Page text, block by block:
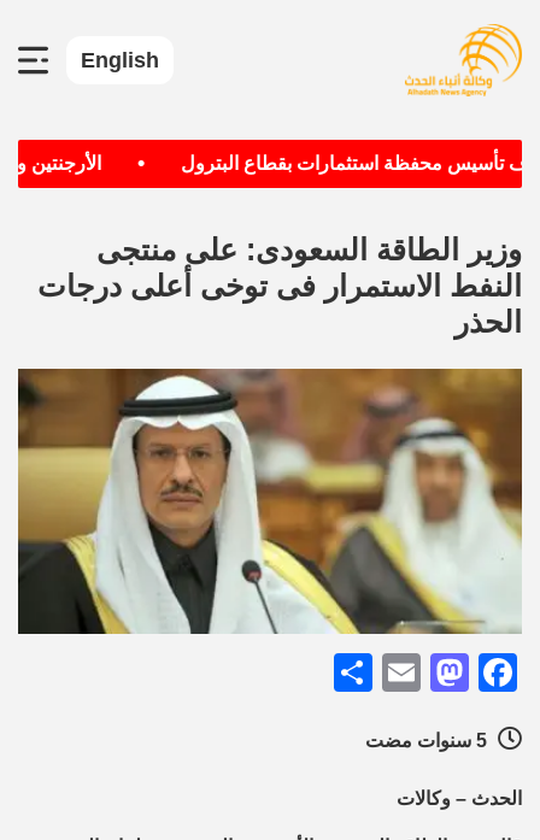
English
تأسيس محفظة استثمارات بقطاع البترول الأرجنتين
وزير الطاقة السعودى: على منتجى
النفط الاستمرار فى توخى أعلى درجات
الحذر
Facebook
Mastodon
Email
الحدث – وكالات